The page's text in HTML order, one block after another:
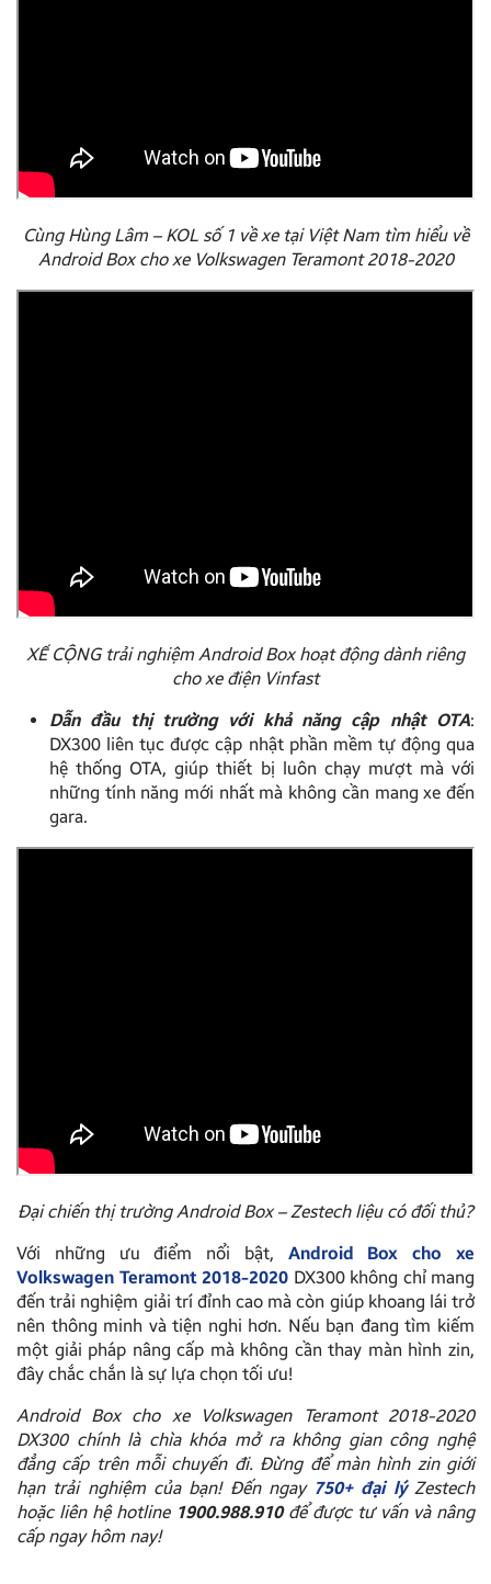
Cùng Hùng Lâm – KOL số 1 về xe tại Việt Nam tìm hiểu về
Android Box cho xe Volkswagen Teramont 2018-2020
XẾ CỘNG trải nghiệm Android Box hoạt động dành riêng
cho xe điện Vinfast
Dẫn đầu thị trường với khả năng cập nhật OTA:
DX300 liên tục được cập nhật phần mềm tự động qua
hệ thống OTA, giúp thiết bị luôn chạy mượt mà với
những tính năng mới nhất mà không cần mang xe đến
gara.
Đại chiến thị trường Android Box – Zestech liệu có đối thủ?
Với những ưu điểm nổi bật, Android Box cho xe
Volkswagen Teramont 2018-2020 DX300 không chỉ mang
đến trải nghiệm giải trí đỉnh cao mà còn giúp khoang lái trở
nên thông minh và tiện nghi hơn. Nếu bạn đang tìm kiếm
một giải pháp nâng cấp mà không cần thay màn hình zin,
đây chắc chắn là sự lựa chọn tối ưu!
Android Box cho xe Volkswagen Teramont 2018-2020
DX300 chính là chìa khóa mở ra không gian công nghệ
đẳng cấp trên mỗi chuyến đi. Đừng để màn hình zin giới
hạn trải nghiệm của bạn! Đến ngay 750+ đại lýZestech
hoặc liên hệ hotline 1900.988.910 để được tư vấn và nâng
cấp ngay hôm nay!